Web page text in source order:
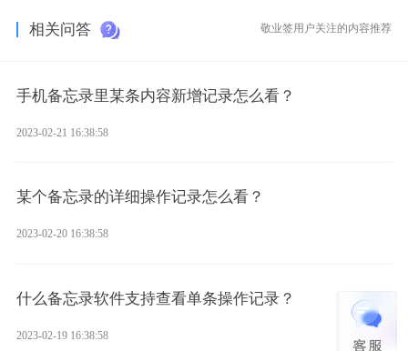
相关问答 敬业签用户关注的内容推荐
手机备忘录里某条内容新增记录怎么看？
2023-02-21 16:38:58
某个备忘录的详细操作记录怎么看？
2023-02-20 16:38:58
什么备忘录软件支持查看单条操作记录？
2023-02-19 16:38:58